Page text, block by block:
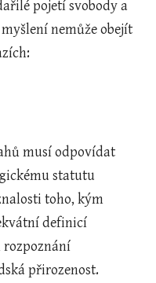
pojetí svobody a
nemůže obejít
musí odpovídat
statutu
toho, kým
definicí
rozpoznání
přirozenost.